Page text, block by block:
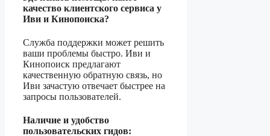
качество клиентского сервиса у
Иви и Кинопоиска?
Служба поддержки может решить
ваши проблемы быстро. Иви и
Кинопоиск предлагают
качественную обратную связь, но
Иви зачастую отвечает быстрее на
запросы пользователей.
Наличие и удобство
пользовательских гидов: